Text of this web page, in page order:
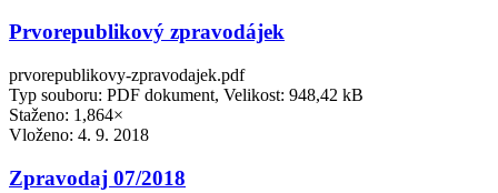
Prvorepublikový zpravodájek
prvorepublikovy-zpravodajek.pdf
Typ souboru: PDF dokument, Velikost: 948,42 kB
Staženo: 1,864×
Vloženo: 4. 9. 2018
Zpravodaj 07/2018